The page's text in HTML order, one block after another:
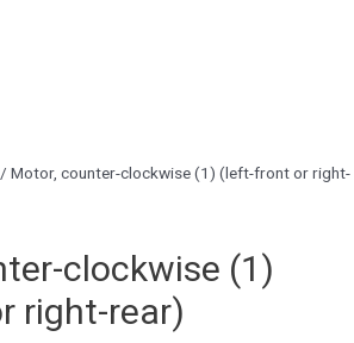
/ Motor, counter-clockwise (1) (left-front or right-
clockwise (1)
right-rear)